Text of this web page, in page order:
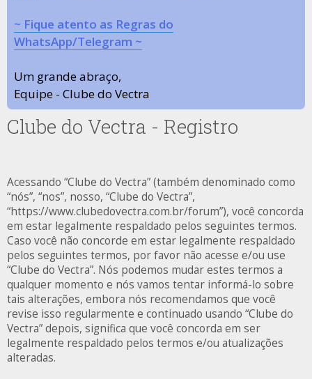
~ Fique atento as Regras do
WhatsApp/Telegram ~
Um grande abraço,
Equipe - Clube do Vectra
Clube do Vectra - Registro
Acessando “Clube do Vectra” (também denominado como
“nós”, “nos”, nosso, “Clube do Vectra”,
“https://www.clubedovectra.com.br/forum”), você concorda
em estar legalmente respaldado pelos seguintes termos.
Caso você não concorde em estar legalmente respaldado
pelos seguintes termos, por favor não acesse e/ou use
“Clube do Vectra”. Nós podemos mudar estes termos a
qualquer momento e nós vamos tentar informá-lo sobre
tais alterações, embora nós recomendamos que você
revise isso regularmente e continuado usando “Clube do
Vectra” depois, significa que você concorda em ser
legalmente respaldado pelos termos e/ou atualizações
alteradas.